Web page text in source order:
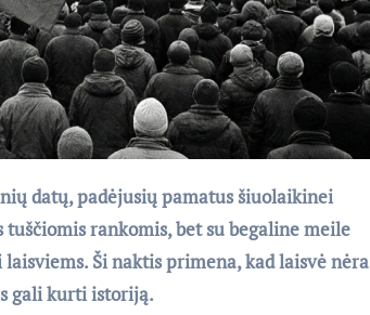
datų, padėjusių pamatus šiuolaikinei
rankomis, bet su begaline meile
Ši naktis primena, kad laisvė nėra
gali kurti istoriją.